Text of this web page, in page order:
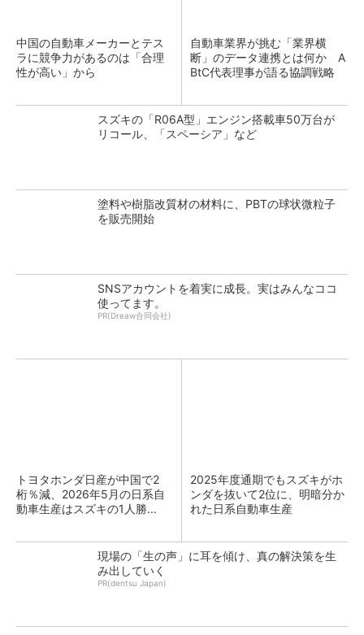
中国の自動車メーカーとテス
ラに競争力があるのは「合理
性が高い」から
自動車業界が挑む「業界横
断」のデータ連携とは何か A
BtC代表理事が語る協調戦略
スズキの「R06A型」エンジン搭載車50万台が
リコール、「スペーシア」など
塗料や樹脂改質材の材料に、PBTの球状微粒子
を販売開始
SNSアカウントを着実に成長。実はみんなココ
使ってます。
PR(Dreaw合同会社)
トヨタホンダ日産が中国で2
桁％減、2026年5月の日系自
動車生産はスズキの1人勝...
2025年度通期でもスズキがホ
ンダを抜いて2位に、明暗分か
れた日系自動車生産
現場の「生の声」に耳を傾け、真の解決策を生
み出していく
PR(dentsu Japan)